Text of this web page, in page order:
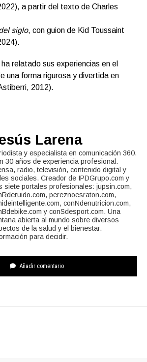
a partir del texto de Charles
siglo, con guion de Kid Toussaint
relatado sus experiencias en el
una forma rigurosa y divertida en
2012).
Larena
y especialista en comunicación 360.
30 años de experiencia profesional.
radio, televisión, contenido digital y
sociales. Creador de IPDGrupo.com y
siete portales profesionales: jupsin.com,
pereznoesraton.com,
conNdenutricion.com,
y conSdesport.com. Una
abierta al mundo sobre diversos
de la salud y el bienestar.
para decidir.
Añadir comentario